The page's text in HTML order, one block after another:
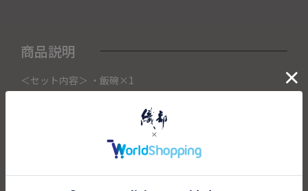
商品説明
＜セット内容＞ ・飯碗×1
こちらの商品は織部下北沢店にて展示販売中の作品になりま
ご注文いただいたタイミングによって織部下北沢店頭で売り
切れた場合は、キャンセルさせて頂きます。
また織部下北沢店からの出荷になりますので、ご注文確認